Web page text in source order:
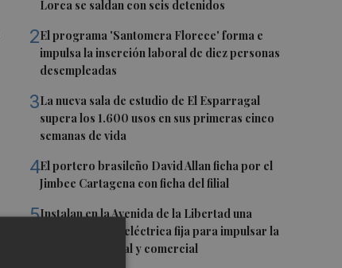
Lorca se saldan con seis detenidos
2El programa 'Santomera Florece' forma e
impulsa la inserción laboral de diez personas
desempleadas
3La nueva sala de estudio de El Esparragal
supera los 1.600 usos en sus primeras cinco
semanas de vida
4El portero brasileño David Allan ficha por el
Jimbee Cartagena con ficha del filial
5Instalan en la Avenida de la Libertad una
infraestructura eléctrica fija para impulsar la
actividad cultural y comercial